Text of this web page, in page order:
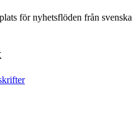
för nyhetsflöden från svenska